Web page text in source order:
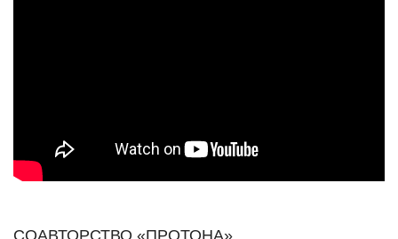
СОАВТОРСТВО «ПРОТОНА»